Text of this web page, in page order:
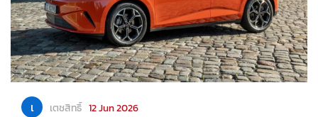
เ เตชสิทธิ์ 12 Jun 2026